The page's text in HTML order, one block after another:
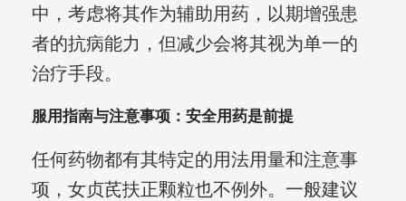
中，考虑将其作为辅助用药，以期增强患
者的抗病能力，但减少会将其视为单一的
治疗手段。
服用指南与注意事项：安全用药是前提
任何药物都有其特定的用法用量和注意事
项，女贞芪扶正颗粒也不例外。一般建议